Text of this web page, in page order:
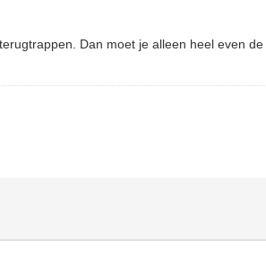
Dan moet je alleen heel even de